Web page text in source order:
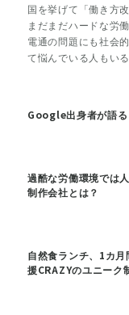
国を挙げて「働き方
まだまだハードな労
電通の問題にも社会
て悩んでいる人もい
Google出身者が語る
過酷な労働環境では
制作会社とは？
自然食ランチ、1カ
援CRAZYのユニーク